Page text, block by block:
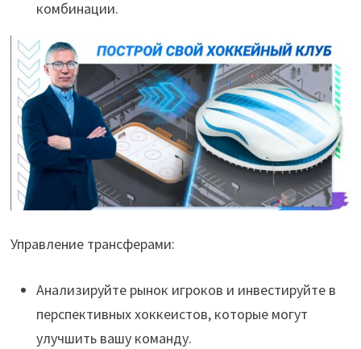
комбинации.
Управление трансферами:
Анализируйте рынок игроков и инвестируйте в
перспективных хоккеистов, которые могут
улучшить вашу команду.